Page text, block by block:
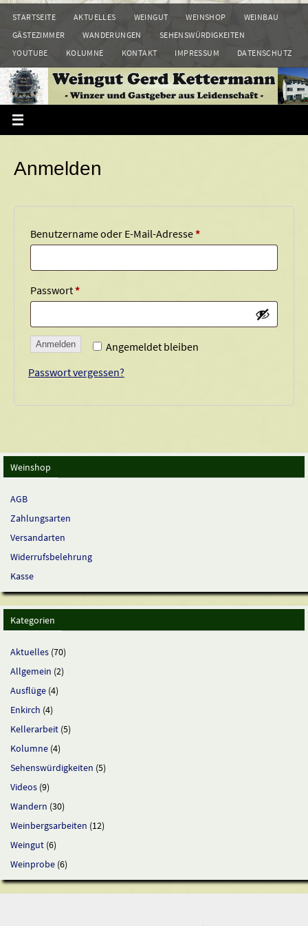
Zum
Inhalt
STARTSEITE AKTUELLES WEINGUT WEINSHOP
WEINBAU
GÄSTEZIMMER
WANDERUNGEN
SEHENSWÜRDIGKEITEN
YOUTUBE
KOLUMNE KONTAKT IMPRESSUM DATENSCHUTZ
Anmelden
Benutzername oder E-Mail-Adresse*Erforderlich
Passwort*Erforderlich
Angemeldet bleiben
Anmelden
Passwort vergessen?
Weinshop
AGB
Zahlungsarten
Versandarten
Widerrufsbelehrung
Kasse
Kategorien
Aktuelles (70)
Allgemein (2)
Ausflüge (4)
Enkirch (4)
Kellerarbeit (5)
Kolumne (4)
Sehenswürdigkeiten (5)
Videos (9)
Wandern (30)
Weinbergsarbeiten (12)
Weingut (6)
Weinprobe (6)